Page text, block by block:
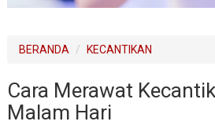
BERANDA KECANTIKAN
Cara Merawat
Malam Hari